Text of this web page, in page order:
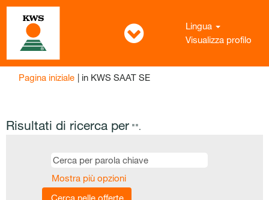
Lingua
Visualizza profilo
Pagina iniziale | in KWS SAAT SE(pagina
Risultati di ricerca per "".
Mostra più opzioni